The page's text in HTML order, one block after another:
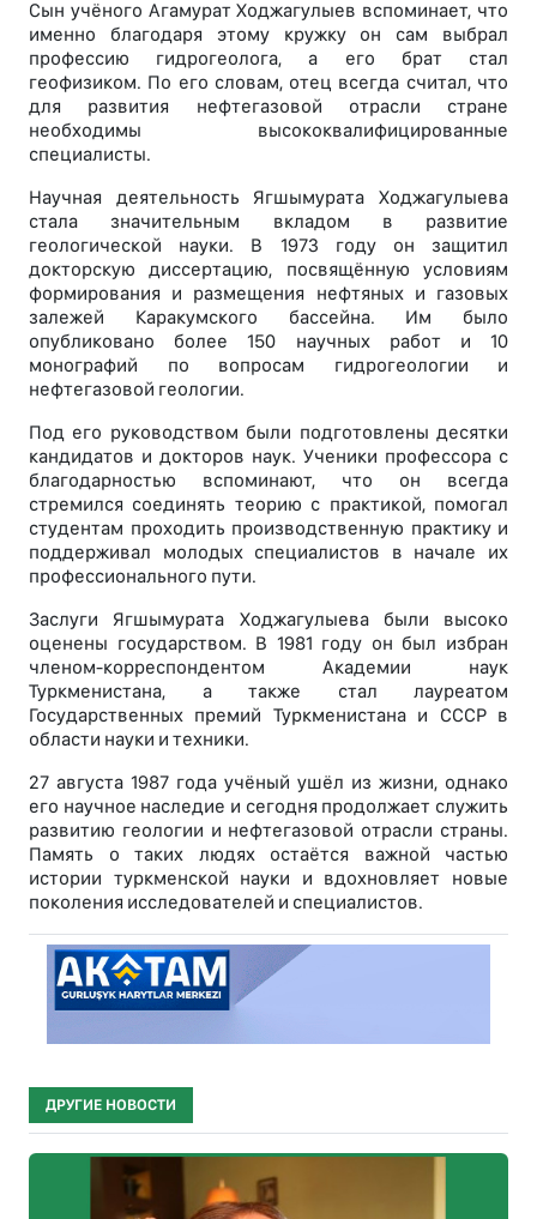
Сын учёного Агамурат Ходжагулыев вспоминает, что
именно благодаря этому кружку он сам выбрал
профессию гидрогеолога, а его брат стал
геофизиком. По его словам, отец всегда считал, что
для развития нефтегазовой отрасли стране
необходимы высококвалифицированные
специалисты.
Научная деятельность Ягшымурата Ходжагулыева
стала значительным вкладом в развитие
геологической науки. В 1973 году он защитил
докторскую диссертацию, посвящённую условиям
формирования и размещения нефтяных и газовых
залежей Каракумского бассейна. Им было
опубликовано более 150 научных работ и 10
монографий по вопросам гидрогеологии и
нефтегазовой геологии.
Под его руководством были подготовлены десятки
кандидатов и докторов наук. Ученики профессора с
благодарностью вспоминают, что он всегда
стремился соединять теорию с практикой, помогал
студентам проходить производственную практику и
поддерживал молодых специалистов в начале их
профессионального пути.
Заслуги Ягшымурата Ходжагулыева были высоко
оценены государством. В 1981 году он был избран
членом-корреспондентом Академии наук
Туркменистана, а также стал лауреатом
Государственных премий Туркменистана и СССР в
области науки и техники.
27 августа 1987 года учёный ушёл из жизни, однако
его научное наследие и сегодня продолжает служить
развитию геологии и нефтегазовой отрасли страны.
Память о таких людях остаётся важной частью
истории туркменской науки и вдохновляет новые
поколения исследователей и специалистов.
ДРУГИЕ НОВОСТИ